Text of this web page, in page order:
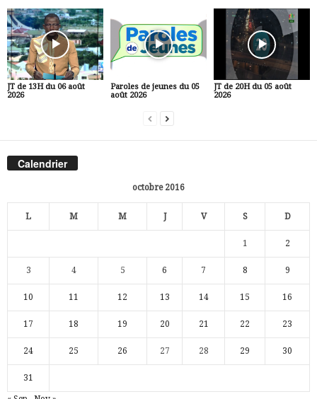
JT de 13H du 06 août
2026
Paroles de jeunes du 05
août 2026
JT de 20H du 05 août
2026
Calendrier
octobre 2016
L M M J V S D
1 2
3 4 5 6 7 8 9
10 11 12 13 14 15 16
17 18 19 20 21 22 23
24 25 26 27 28 29 30
31